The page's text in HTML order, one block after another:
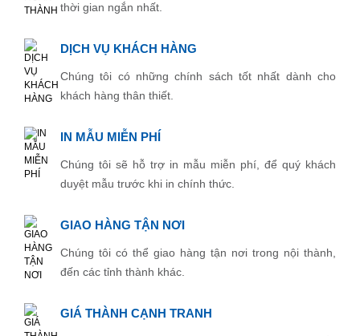
thời gian ngắn nhất.
DỊCH VỤ KHÁCH HÀNG
Chúng tôi có những chính sách tốt nhất dành cho
khách hàng thân thiết.
IN MẪU MIỄN PHÍ
Chúng tôi sẽ hỗ trợ in mẫu miễn phí, để quý khách
duyệt mẫu trước khi in chính thức.
GIAO HÀNG TẬN NƠI
Chúng tôi có thể giao hàng tận nơi trong nội thành,
đến các tỉnh thành khác.
GIÁ THÀNH CẠNH TRANH